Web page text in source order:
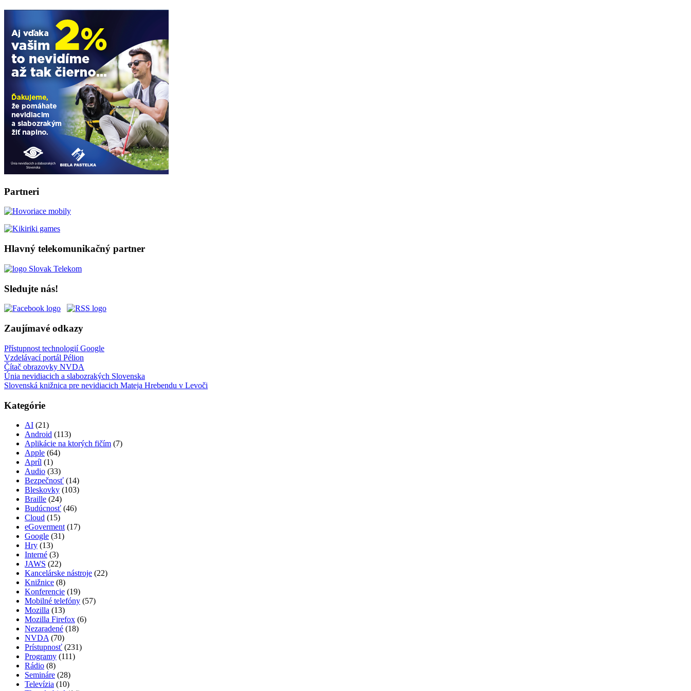
Partneri
Hlavný telekomunikačný partner
Sledujte nás!
Zaujímavé odkazy
Přístupnost technologií Google
Vzdelávací portál Pélion
Čítač obrazovky NVDA
Únia nevidiacich a slabozrakých Slovenska
Slovenská knižnica pre nevidiacich Mateja Hrebendu v Levoči
Kategórie
AI (21)
Android (113)
Aplikácie na ktorých fičím (7)
Apple (64)
Apríl (1)
Audio (33)
Bezpečnosť (14)
Bleskovky (103)
Braille (24)
Budúcnosť (46)
Cloud (15)
eGoverment (17)
Google (31)
Hry (13)
Interné (3)
JAWS (22)
Kancelárske nástroje (22)
Knižnice (8)
Konferencie (19)
Mobilné telefóny (57)
Mozilla (13)
Mozilla Firefox (6)
Nezaradené (18)
NVDA (70)
Prístupnosť (231)
Programy (111)
Rádio (8)
Semináre (28)
Televízia (10)